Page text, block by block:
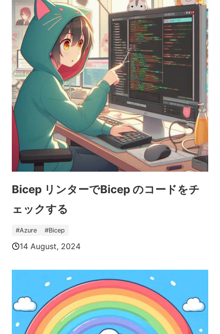
Bicep リンターでBicep のコードをチ
ェックする
#Azure #Bicep
14 August, 2024